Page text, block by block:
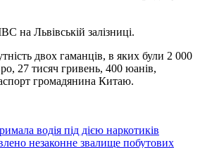
на Львівській залізниці.
двох гаманців, в яких були 2 000
27 тисяч гривень, 400 юанів,
громадянина Китаю.
водія під дією наркотиків
незаконне звалище побутових